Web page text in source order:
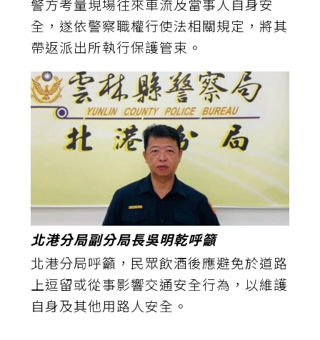
全，遂依警察職權行使法相關規定，將其
帶返派出所執行保護管束。
北港分局副分局長吳明乾呼籲
北港分局呼籲，民眾飲酒後應避免於道路
上逗留或從事影響交通安全行為，以維護
自身及其他用路人安全。